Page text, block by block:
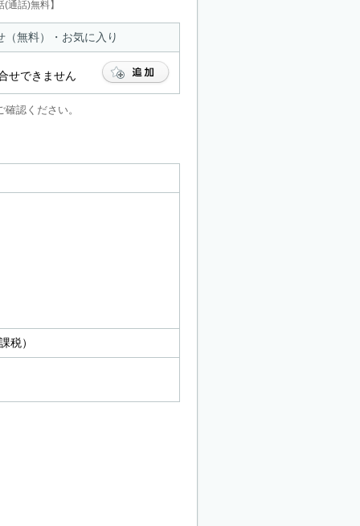
話)無料】
（無料）・お気に入り
せできません
認ください。
税）